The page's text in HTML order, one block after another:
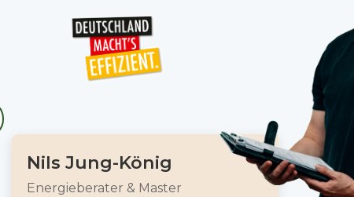
Nils Jung-König
Energieberater & Master